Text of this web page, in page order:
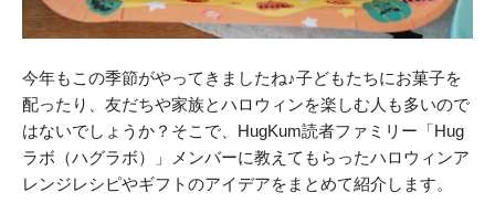
今年もこの季節がやってきましたね♪子どもたちにお菓子を
配ったり、友だちや家族とハロウィンを楽しむ人も多いので
はないでしょうか？そこで、HugKum読者ファミリー「Hug
ラボ（ハグラボ）」メンバーに教えてもらったハロウィンア
レンジレシピやギフトのアイデアをまとめて紹介します。